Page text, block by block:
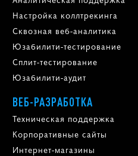
Настройка коллтрекинга
Сквозная веб-аналитика
Юзабилити-тестирование
Сплит-тестирование
Юзабилити-аудит
ВЕБ-РАЗРАБОТКА
Техническая поддержка
Корпоративные сайты
Интернет-магазины